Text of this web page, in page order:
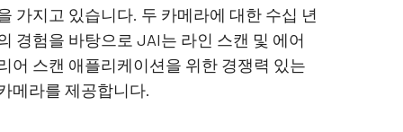
가지고 있습니다. 두 카메라에 대한 수십 년
경험을 바탕으로 JAI는 라인 스캔 및 에어
어 스캔 애플리케이션을 위한 경쟁력 있는
메라를 제공합니다.